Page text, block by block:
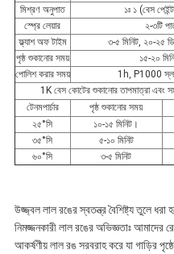
মিশ্রণ অনুপাত
১ঃ ১ (বেস
স্প্রে লেয়ার
২-৩টি
ফ্ল্যাশ অফ টাইম
৩-৫ মিনিট, ২০-২৫
পৃষ্ঠ শুকানোর সময়
১৫-২০
পোলিশ করার সময়
1h, P1000
1K বেস কোটের শুকানোর তাপমাত্রা এবং
টেনমপার্চার
পৃষ্ঠ শুকানোর সময়
২৫°সি
১০-১৫ মিনিট।
৩৫°সি
৫-১০ মিনিট
৬০°সি
৩-৫ মিনিট
উজ্জ্বল লাল রঙের স্বতন্ত্র বৈশিষ্ট্য তুলে ধরা
নিমজ্জনকারী লাল রঙের অভিজ্ঞতাঃ আমাদের
আকর্ষণীয় লাল রঙ সরবরাহ করে যা গাড়ির